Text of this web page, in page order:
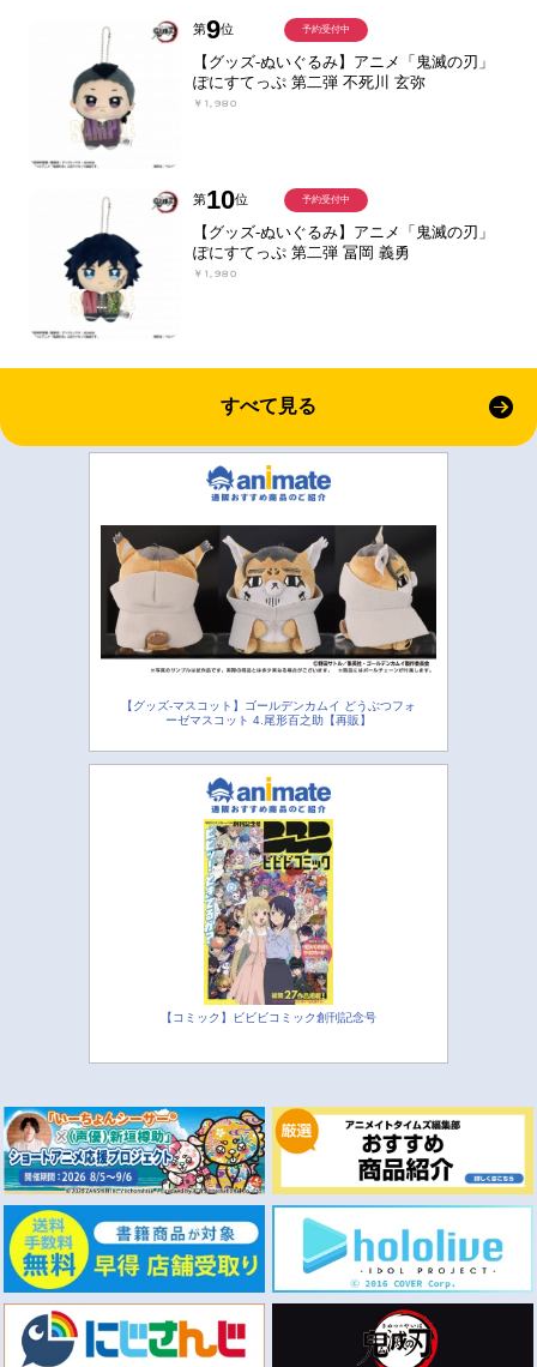
第9位
【グッズ-ぬいぐるみ】アニメ「鬼滅の刃」
ぽにすてっぷ 第二弾 不死川 玄弥
￥1,980
予約受付中
第10位
【グッズ-ぬいぐるみ】アニメ「鬼滅の刃」
ぽにすてっぷ 第二弾 冨岡 義勇
￥1,980
予約受付中
すべて見る
【グッズ-マスコット】ゴールデンカムイ どうぶつフォ
ーゼマスコット 4.尾形百之助【再販】
【コミック】ビビビコミック創刊記念号